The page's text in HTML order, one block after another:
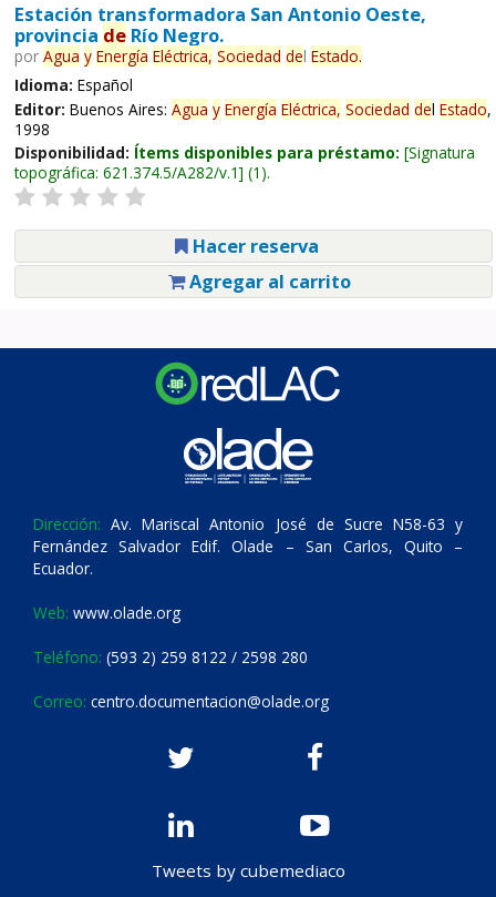
Estación transformadora San Antonio Oeste,
provincia deRío Negro.
por Agua y Energía Eléctrica, Sociedad del Estado.
Idioma: Español
Editor: Buenos Aires: Agua y Energía Eléctrica, Sociedad del Estado,
1998
Disponibilidad: Ítems disponibles para préstamo: Signatura
topográfica: 621.374.5/A282/v.1 (1).
Hacer reserva
Agregar al carrito
Dirección: Av. Mariscal Antonio José de Sucre N58-63 y
Fernández Salvador Edif. Olade – San Carlos, Quito –
Ecuador.
Web: www.olade.org
Teléfono: (593 2) 259 8122 / 2598 280
Correo: centro.documentacion@olade.org
Tweets by cubemediaco